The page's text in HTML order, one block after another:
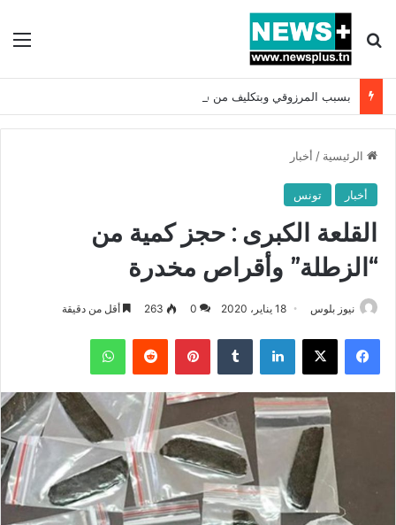
بحث عن
الرئيسية / أخبار
أخبار تونس
القلعة الكبرى : حجز كمية من
“الزطلة” وأقراص مخدرة
نيوز بلوس 18 يناير، 2020 0
263 أقل من دقيقة
فيسبوك X لينكدإن بينتيريست واتساب